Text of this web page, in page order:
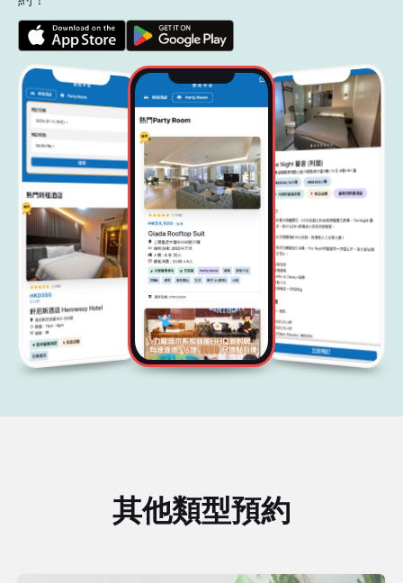
其他類型預約